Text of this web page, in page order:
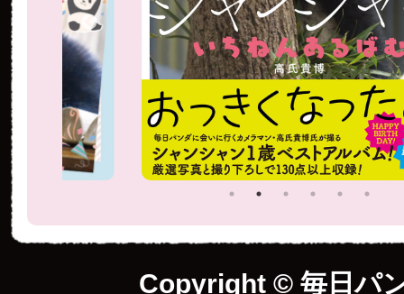
Copyright © 毎日パ